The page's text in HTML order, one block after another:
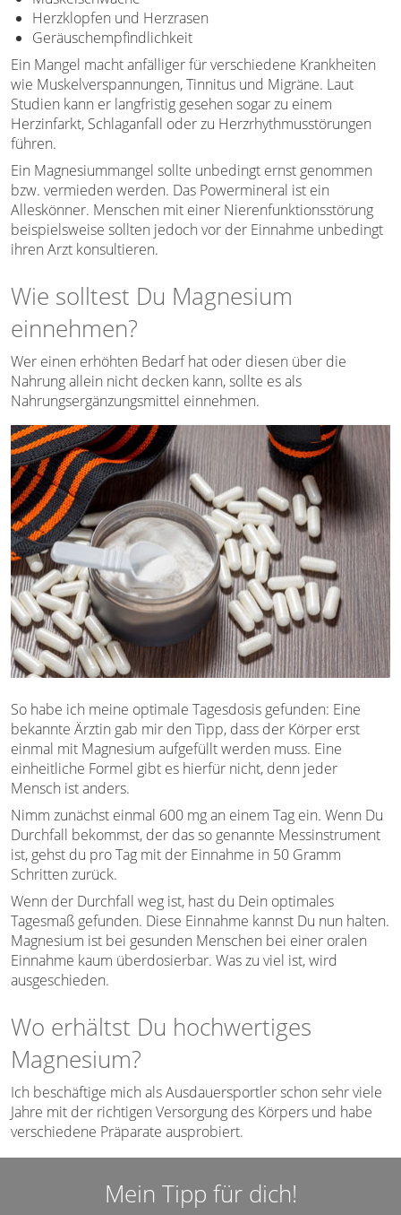
Herzklopfen und Herzrasen
Geräuschempfindlichkeit
Ein Mangel macht anfälliger für verschiedene Krankheiten
wie Muskelverspannungen, Tinnitus und Migräne. Laut
Studien kann er langfristig gesehen sogar zu einem
Herzinfarkt, Schlaganfall oder zu Herzrhythmusstörungen
führen.
Ein Magnesiummangel sollte unbedingt ernst genommen
bzw. vermieden werden. Das Powermineral ist ein
Alleskönner. Menschen mit einer Nierenfunktionsstörung
beispielsweise sollten jedoch vor der Einnahme unbedingt
ihren Arzt konsultieren.
Wie solltest Du Magnesium
einnehmen?
Wer einen erhöhten Bedarf hat oder diesen über die
Nahrung allein nicht decken kann, sollte es als
Nahrungsergänzungsmittel einnehmen.
So habe ich meine optimale Tagesdosis gefunden: Eine
bekannte Ärztin gab mir den Tipp, dass der Körper erst
einmal mit Magnesium aufgefüllt werden muss. Eine
einheitliche Formel gibt es hierfür nicht, denn jeder
Mensch ist anders.
Nimm zunächst einmal 600 mg an einem Tag ein. Wenn Du
Durchfall bekommst, der das so genannte Messinstrument
ist, gehst du pro Tag mit der Einnahme in 50 Gramm
Schritten zurück.
Wenn der Durchfall weg ist, hast du Dein optimales
Tagesmaß gefunden. Diese Einnahme kannst Du nun halten.
Magnesium ist bei gesunden Menschen bei einer oralen
Einnahme kaum überdosierbar. Was zu viel ist, wird
ausgeschieden.
Wo erhältst Du hochwertiges
Magnesium?
Ich beschäftige mich als Ausdauersportler schon sehr viele
Jahre mit der richtigen Versorgung des Körpers und habe
verschiedene Präparate ausprobiert.
Mein Tipp für dich!